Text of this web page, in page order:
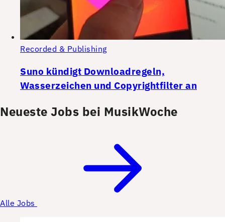
Recorded & Publishing
Suno kündigt Downloadregeln,
Wasserzeichen und Copyrightfilter an
Neueste Jobs bei MusikWoche
Alle Jobs